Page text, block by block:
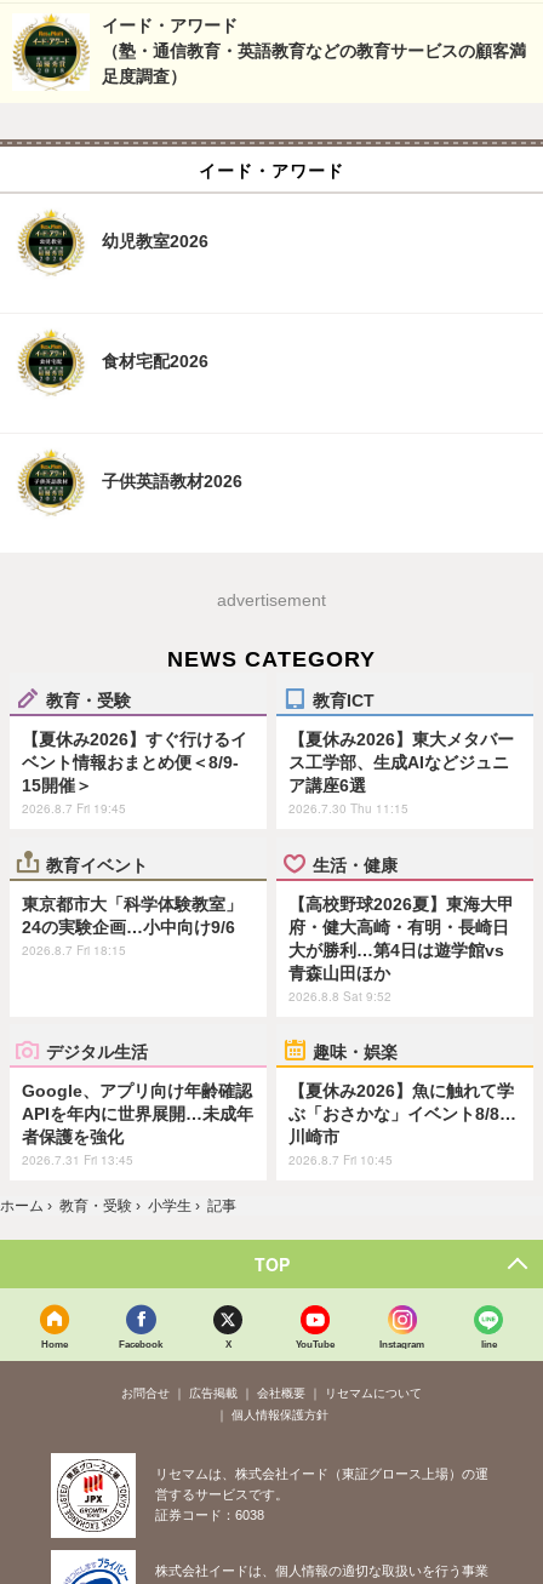
イード・アワード
（塾・通信教育・英語教育などの教育サービスの顧客満
足度調査）
イード・アワード
幼児教室2026
食材宅配2026
子供英語教材2026
advertisement
NEWS CATEGORY
教育・受験
【夏休み2026】すぐ行けるイ
ベント情報おまとめ便＜8/9-
15開催＞
2026.8.7 Fri 19:45
教育ICT
【夏休み2026】東大メタバー
ス工学部、生成AIなどジュニ
ア講座6選
2026.7.30 Thu 11:15
教育イベント
東京都市大「科学体験教室」
24の実験企画…小中向け9/6
2026.8.7 Fri 18:15
生活・健康
【高校野球2026夏】東海大甲
府・健大高崎・有明・長崎日
大が勝利…第4日は遊学館vs
青森山田ほか
2026.8.8 Sat 9:52
デジタル生活
Google、アプリ向け年齢確認
APIを年内に世界展開…未成年
者保護を強化
2026.7.31 Fri 13:45
趣味・娯楽
【夏休み2026】魚に触れて学
ぶ「おさかな」イベント8/8…
川崎市
2026.8.7 Fri 10:45
ホーム › 教育・受験 › 小学生 › 記事
TOP
Home Facebook X YouTube Instagram line
お問合せ 広告掲載 会社概要
リセマムについて
個人情報保護方針
リセマムは、株式会社イード（東証グロース上場）の運
営するサービスです。
証券コード：6038
株式会社イードは、個人情報の適切な取扱いを行う事業